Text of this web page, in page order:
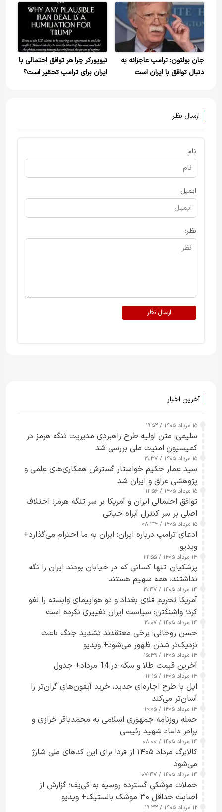
پایان یافت، نتانیاهو به ترامپ
از قصد خود برای حمله‌ای
قدرتمند به ایران اطلاع داد
خوب» نزدیک شده ایم
جان بولتون: ترامپ عاجزانه به
دنبال توافق با ایران است
نیویورکر چرا هر توافق احتمالی با
ایران برای ترامپ تحقیر است؟
ارسال نظر
نام
ایمیل
نظر:
ارسال نظر
آخرین اخبار
۱۵ مرداد ۱۴۰۵ / ۱۹:۵۲
سلیمی: متن اولیه طرح راهبردی مدیریت تنگه هرمز در
کمیسیون امنیت ملی بررسی شد
۱۵ مرداد ۱۴۰۵ / ۱۹:۳۷
سید عمار حکیم خواستار گسترش همکاری‌های علمی و
پژوهشی عراق و ایران شد
۱۵ مرداد ۱۴۰۵ / ۱۲:۵۶
توافق احتمالی ایران و آمریکا بر سر تنگه هرمز؛ اختلاف
اصلی بر سر کنترل آبراه حیاتی
۱۵ مرداد ۱۴۰۵ / ۰۸:۳۴
ادعای ترامپ درباره ایران: ایران به ما احترام می‌گذارد+
ویدیو
۱۴ مرداد ۱۴۰۵ / ۲۲:۵۵
پزشکیان: تنها کسانی که در خیابان بودند ایران را نگه
نداشتند، همه سهیم هستند
۱۴ مرداد ۱۴۰۵ / ۱۹:۴۷
آمریکا تحریم فلای بغداد و دو هواپیمای وابسته را لغو
کرد؛ واشنگتن: سیاست ایران تغییری نکرده است
۱۴ مرداد ۱۴۰۵ / ۱۹:۰۷
حسن روحانی: برخی معتقدند تشدید جنگ باعث
نزدیک‌تر شدن ظهور می‌شود+ ویدیو
۱۴ مرداد ۱۴۰۵ / ۱۵:۴۹
آخرین قیمت طلا و سکه در 14 مرداد+ جدول
۱۴ مرداد ۱۴۰۵ / ۱۲:۱۵
اپل با طرح اجاره‌ای جدید، خرید آیفون‌های گران‌تر را
آسان‌تر می‌کند
۱۴ مرداد ۱۴۰۵ / ۱۰:۰۵
حمله روزنامه جمهوری اسلامی به محمدباقر خرازی و
برادر داماد شهید رئیسی
۱۴ مرداد ۱۴۰۵ / ۰۸:۰۰
کالابرگ مرداد ۱۴۰۵ از فردا برای این کدهای ملی شارژ
می‌شود
۱۴ مرداد ۱۴۰۵ / ۰۷:۴۷
حملات موشکی گسترده روسیه به کی‌یف؛ گزارش از
اصابت حداقل ۳۰ موشک بالستیک+ ویدیو
۱۲ مرداد ۱۴۰۵ / ۱۹:۳۲